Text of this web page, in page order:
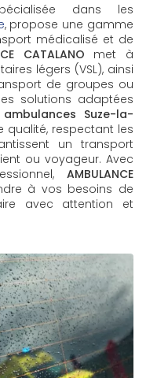
dans les
, propose une gamme
médicalisé et de
CATALANO met à
légers (VSL), ainsi
de groupes ou
solutions adaptées
ambulances Suze-la-
qualité, respectant les
un transport
ou voyageur. Avec
AMBULANCE
à vos besoins de
avec attention et